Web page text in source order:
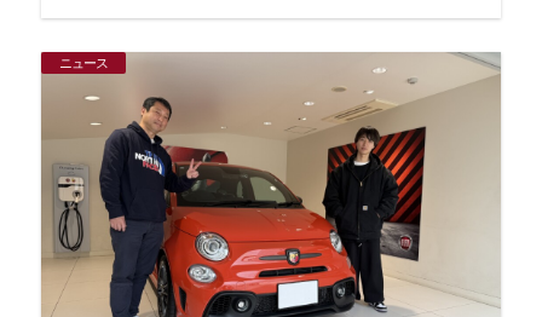
ニュース